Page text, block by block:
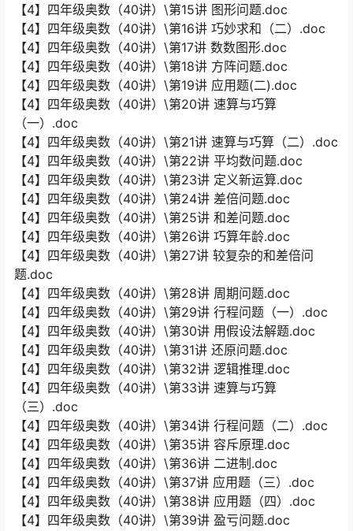
【4】四年级奥数（40讲）\第15讲 图形问题.doc
【4】四年级奥数（40讲）\第16讲 巧妙求和（二）.doc
【4】四年级奥数（40讲）\第17讲 数数图形.doc
【4】四年级奥数（40讲）\第18讲 方阵问题.doc
【4】四年级奥数（40讲）\第19讲 应用题(二).doc
【4】四年级奥数（40讲）\第20讲 速算与巧算
（一）.doc
【4】四年级奥数（40讲）\第21讲 速算与巧算（二）.doc
【4】四年级奥数（40讲）\第22讲 平均数问题.doc
【4】四年级奥数（40讲）\第23讲 定义新运算.doc
【4】四年级奥数（40讲）\第24讲 差倍问题.doc
【4】四年级奥数（40讲）\第25讲 和差问题.doc
【4】四年级奥数（40讲）\第26讲 巧算年龄.doc
【4】四年级奥数（40讲）\第27讲 较复杂的和差倍问
题.doc
【4】四年级奥数（40讲）\第28讲 周期问题.doc
【4】四年级奥数（40讲）\第29讲 行程问题（一）.doc
【4】四年级奥数（40讲）\第30讲 用假设法解题.doc
【4】四年级奥数（40讲）\第31讲 还原问题.doc
【4】四年级奥数（40讲）\第32讲 逻辑推理.doc
【4】四年级奥数（40讲）\第33讲 速算与巧算
（三）.doc
【4】四年级奥数（40讲）\第34讲 行程问题（二）.doc
【4】四年级奥数（40讲）\第35讲 容斥原理.doc
【4】四年级奥数（40讲）\第36讲 二进制.doc
【4】四年级奥数（40讲）\第37讲 应用题（三）.doc
【4】四年级奥数（40讲）\第38讲 应用题（四）.doc
【4】四年级奥数（40讲）\第39讲 盈亏问题.doc